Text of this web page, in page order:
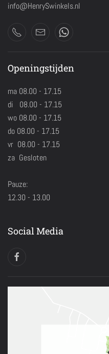
info@HenrySwinkels.nl
Openingstijden
ma 08.00 - 17.15
di 08.00 - 17.15
wo 08.00 - 17.15
do 08.00 - 17.15
vr 08.00 - 17.15
za Gesloten
Pauze:
12.30 - 13.00
Social Media